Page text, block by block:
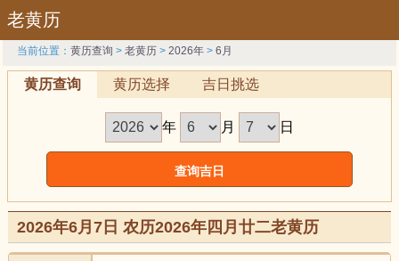
老黄历
当前位置：黄历查询 >老黄历 >2026年 >6月
黄历查询 黄历选择 吉日挑选
年 月 日
2026年6月7日 农历2026年四月廿二老黄历